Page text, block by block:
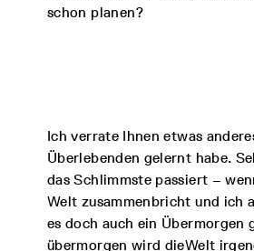
schon planen?
Ich verrate Ihnen etwas
Überlebenden gelernt habe.
das Schlimmste passiert –
Welt zusammenbricht und ich
es doch auch ein Übermorgen
übermorgen wird dieWelt